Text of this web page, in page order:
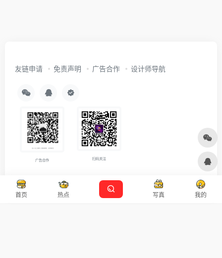
首页 热点 写真 我的
友链申请 免责声明 广告合作 设计师导航
广告合作 扫码关注
Copyright © 2026沪ICP备2021007899号-5 Designed by 设计资源